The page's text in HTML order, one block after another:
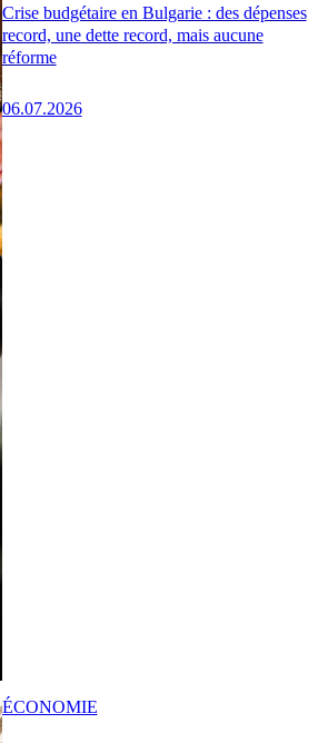
Crise budgétaire en Bulgarie : des dépenses
record, une dette record, mais aucune
réforme
06.07.2026
ÉCONOMIE